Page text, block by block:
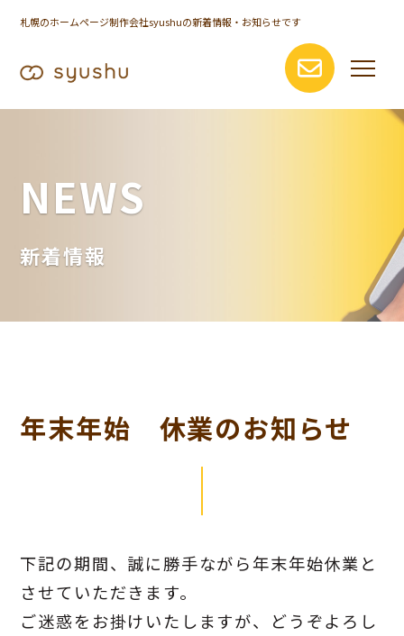
札幌のホームページ制作会社syushuの新着情報・お知らせです
NEWS
新着情報
年末年始 休業のお知らせ
下記の期間、誠に勝手ながら年末年始休業と
させていただきます。
ご迷惑をお掛けいたしますが、どうぞよろし